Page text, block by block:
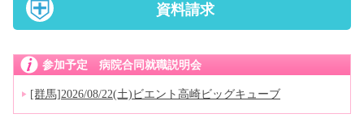
資料請求
参加予定 病院合同就職説明会
[群馬]2026/08/22(土)ビエント高崎ビッグキューブ